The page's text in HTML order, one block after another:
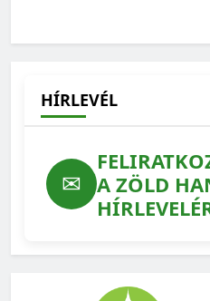
HÍRLEVÉL
✉
A ZÖLD